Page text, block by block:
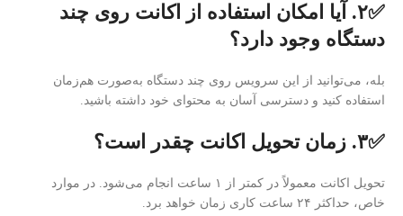
✅۲. آیا امکان استفاده از اکانت روی چند
دستگاه وجود دارد؟
بله، می‌توانید از این سرویس روی چند دستگاه به‌صورت هم‌زمان
استفاده کنید و دسترسی آسان به محتوای خود داشته باشید.
✅۳. زمان تحویل اکانت چقدر است؟
تحویل اکانت معمولاً در کمتر از ۱ ساعت انجام می‌شود. در موارد
خاص، حداکثر ۲۴ ساعت کاری زمان خواهد برد.